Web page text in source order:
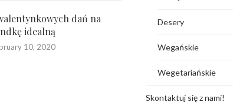
dań na
idealną
10, 2020
Desery
Wegańskie
Wegetariańskie
Skontaktuj się z nami!